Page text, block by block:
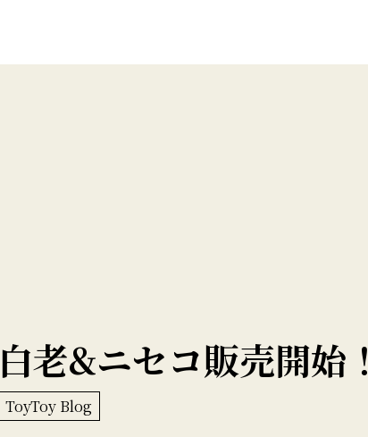
白老&ニセコ販売開始！
ToyToy Blog